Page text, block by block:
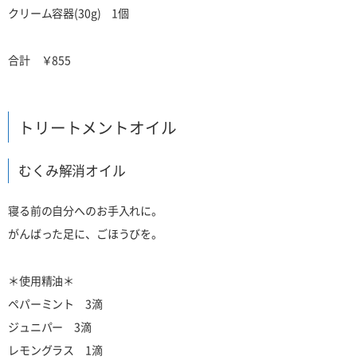
クリーム容器(30g) 1個
合計 ￥855
トリートメントオイル
むくみ解消オイル
寝る前の自分へのお手入れに。
がんばった足に、ごほうびを。
＊使用精油＊
ペパーミント 3滴
ジュニパー 3滴
レモングラス 1滴